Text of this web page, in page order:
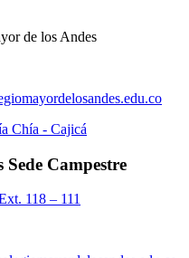
Chía - Cajicá
Sede Campestre
118 – 111